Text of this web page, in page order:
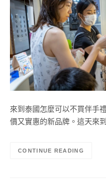
來到泰國怎麼可以不買伴手
價又實惠的新品牌。這天來
CONTINUE READING